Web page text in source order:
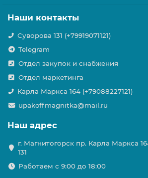
Наши контакты
Суворова 131 (+79919071121)
Telegram
Отдел закупок и снабжения
Отдел маркетинга
Карла Маркса 164 (+79088227121)
upakoffmagnitka@mail.ru
Наш адрес
г. Магнитогорск пр. Карла Маркса
131
Работаем с 9:00 до 18:00